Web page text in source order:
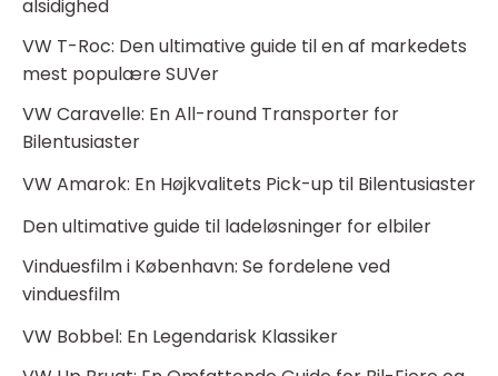
alsidighed
VW T-Roc: Den ultimative guide til en af markedets
mest populære SUVer
VW Caravelle: En All-round Transporter for
Bilentusiaster
VW Amarok: En Højkvalitets Pick-up til Bilentusiaster
Den ultimative guide til ladeløsninger for elbiler
Vinduesfilm i København: Se fordelene ved
vinduesfilm
VW Bobbel: En Legendarisk Klassiker